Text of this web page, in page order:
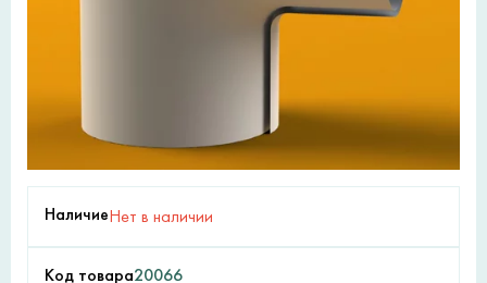
НаличиеНет в наличии
Код товара20066